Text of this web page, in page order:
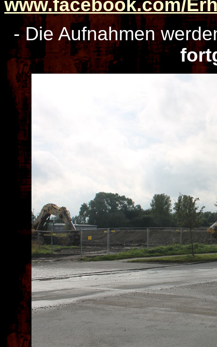
www.facebook.com/
- Die Aufnahmen